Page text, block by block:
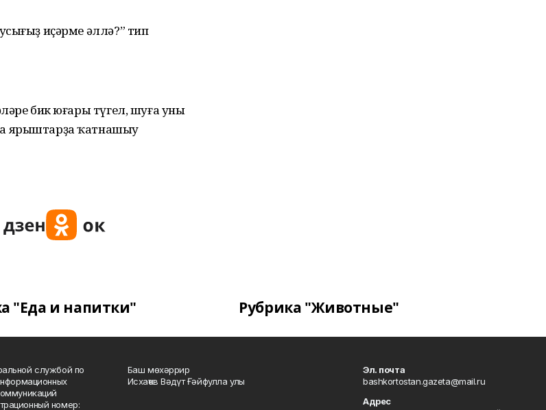
иҫәрме әллә?” тип
бик юғары түгел, шуға уның
ярыштарҙа ҡатнашыу
"Еда и напитки" Рубрика "Животные"
службой по
номер:
Баш мөхәррир
Исхаҡов Вәдүт Ғәйфулла улы
Эл. почта
bashkortostan.gazeta@mail.ru
Адрес